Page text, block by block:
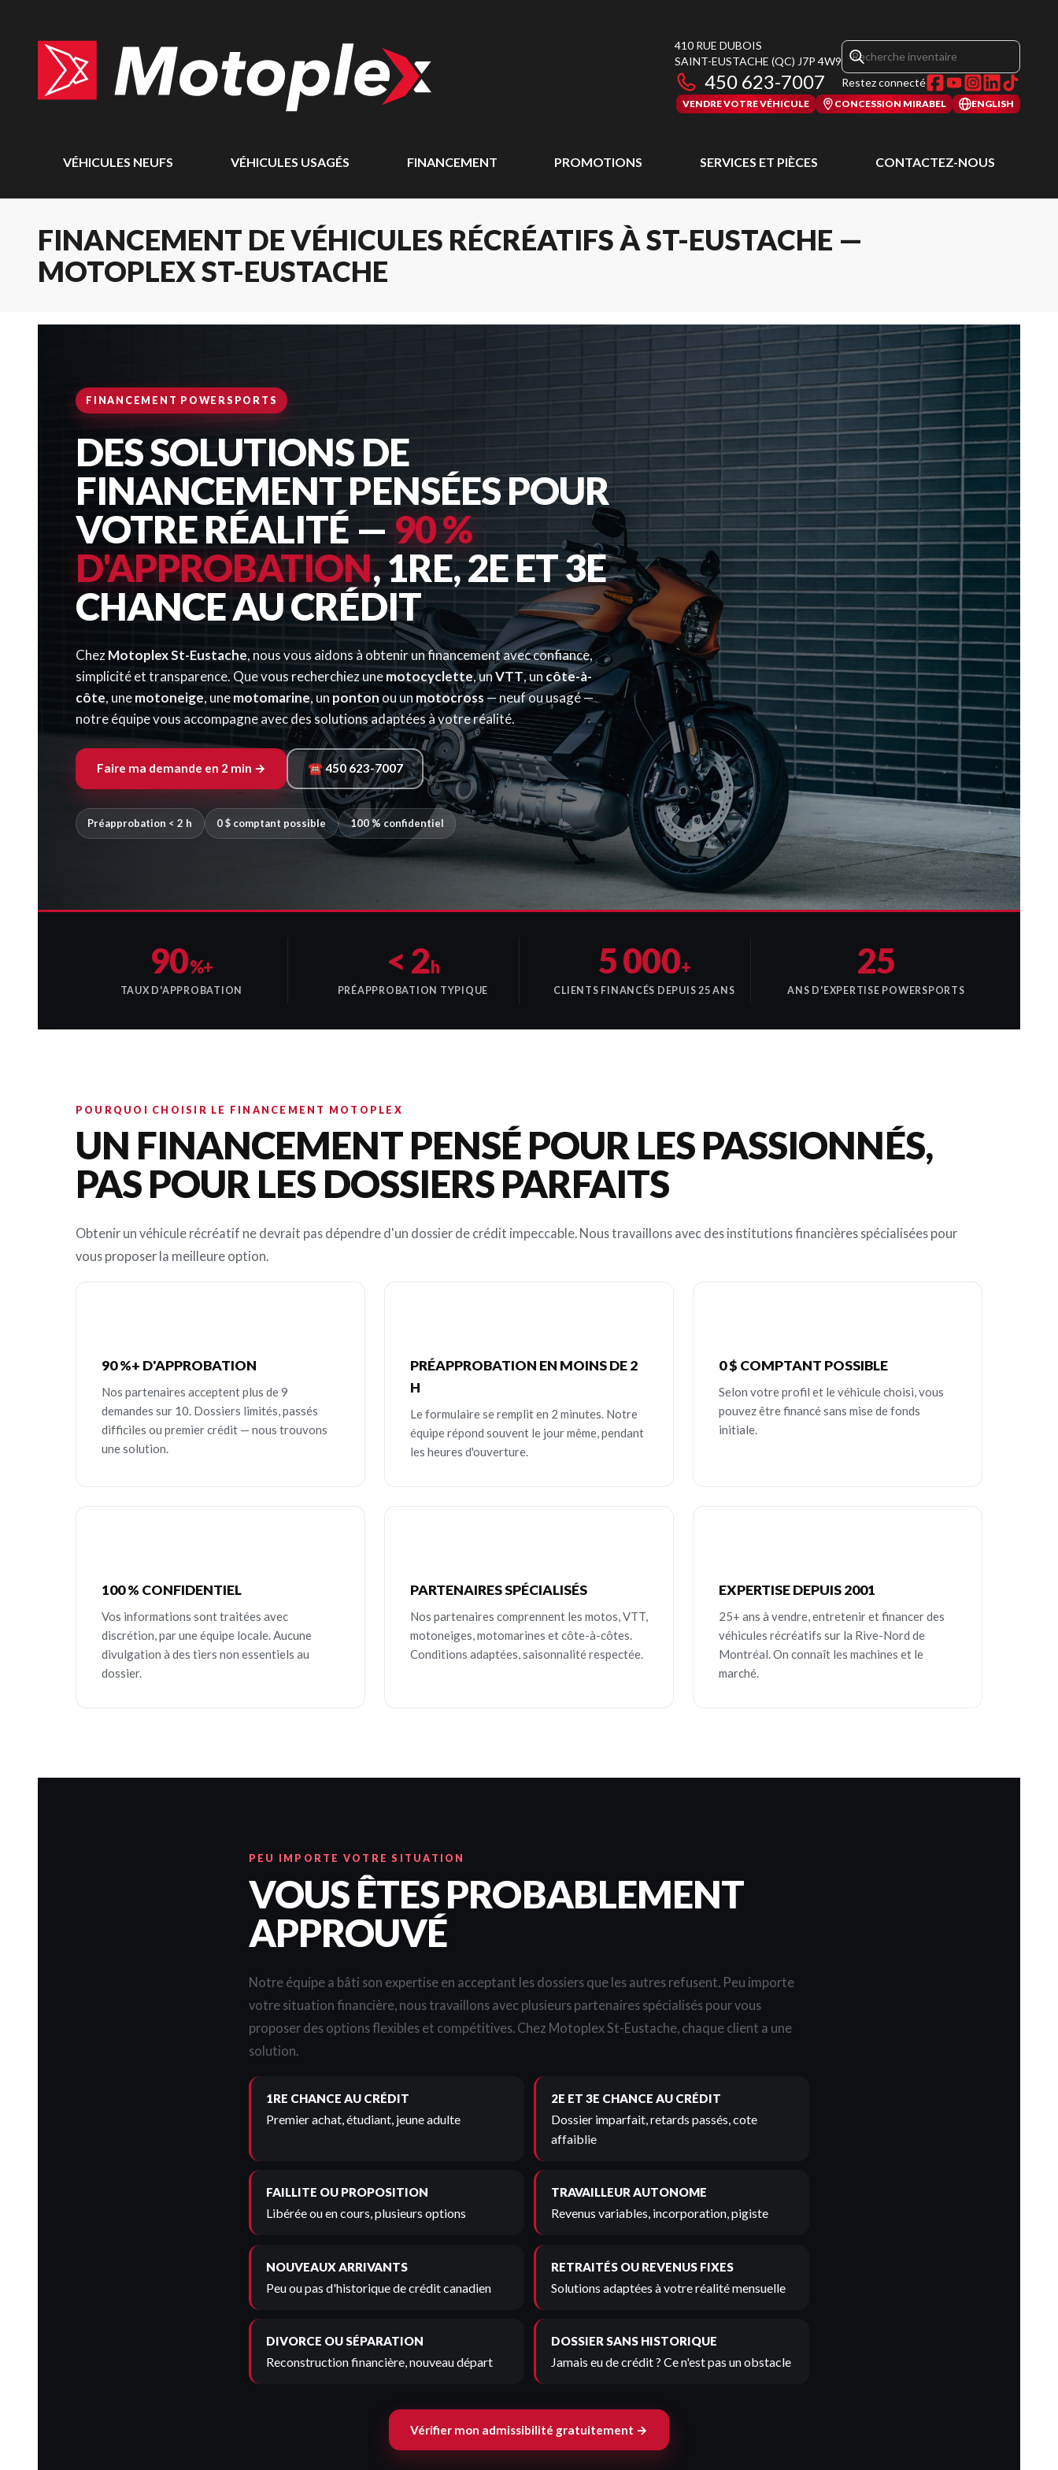
410 RUE DUBOIS
SAINT-EUSTACHE (QC) J7P 4W9
450 623-7007 Restez connecté
VENDRE VOTRE VÉHICULE CONCESSION MIRABEL ENGLISH
VÉHICULES NEUFS VÉHICULES USAGÉS FINANCEMENT PROMOTIONS SERVICES ET PIÈCES CONTACTEZ-NOUS
FINANCEMENT DE VÉHICULES RÉCRÉATIFS À ST-EUSTACHE —
MOTOPLEX ST-EUSTACHE
FINANCEMENT POWERSPORTS
DES SOLUTIONS DE
FINANCEMENT PENSÉES POUR
VOTRE RÉALITÉ — 90 %
D'APPROBATION, 1RE, 2E ET 3E
CHANCE AU CRÉDIT
ChezMotoplex St-Eustache, nous vous aidons à obtenir un financement avec confiance,
simplicité et transparence. Que vous recherchiez unemotocyclette, unVTT, uncôte-à-
côte, unemotoneige, unemotomarine, unpontonou un motocross— neuf ou usagé —
notre équipe vous accompagne avec des solutions adaptées à votre réalité.
Faire ma demande en 2 min → ☎ 450 623-7007
Préapprobation < 2 h 0 $ comptant possible 100 % confidentiel
90%+
TAUX D'APPROBATION
< 2h
PRÉAPPROBATION TYPIQUE
5 000+
CLIENTS FINANCÉS DEPUIS 25 ANS
25
ANS D'EXPERTISE POWERSPORTS
POURQUOI CHOISIR LE FINANCEMENT MOTOPLEX
UN FINANCEMENT PENSÉ POUR LES PASSIONNÉS,
PAS POUR LES DOSSIERS PARFAITS
Obtenir un véhicule récréatif ne devrait pas dépendre d'un dossier de crédit impeccable. Nous travaillons avec des institutions financières spécialisées pour
vous proposer la meilleure option.
90 %+ D'APPROBATION
Nos partenaires acceptent plus de 9
demandes sur 10. Dossiers limités, passés
difficiles ou premier crédit — nous trouvons
une solution.
PRÉAPPROBATION EN MOINS DE 2
H
Le formulaire se remplit en 2 minutes. Notre
équipe répond souvent le jour même, pendant
les heures d'ouverture.
0 $ COMPTANT POSSIBLE
Selon votre profil et le véhicule choisi, vous
pouvez être financé sans mise de fonds
initiale.
100 % CONFIDENTIEL
Vos informations sont traitées avec
discrétion, par une équipe locale. Aucune
divulgation à des tiers non essentiels au
dossier.
PARTENAIRES SPÉCIALISÉS
Nos partenaires comprennent les motos, VTT,
motoneiges, motomarines et côte-à-côtes.
Conditions adaptées, saisonnalité respectée.
EXPERTISE DEPUIS 2001
25+ ans à vendre, entretenir et financer des
véhicules récréatifs sur la Rive-Nord de
Montréal. On connaît les machines et le
marché.
PEU IMPORTE VOTRE SITUATION
VOUS ÊTES PROBABLEMENT
APPROUVÉ
Notre équipe a bâti son expertise en acceptant les dossiers que les autres refusent. Peu importe
votre situation financière, nous travaillons avec plusieurs partenaires spécialisés pour vous
proposer des options flexibles et compétitives. Chez Motoplex St-Eustache, chaque client a une
solution.
1RE CHANCE AU CRÉDIT
Premier achat, étudiant, jeune adulte
2E ET 3E CHANCE AU CRÉDIT
Dossier imparfait, retards passés, cote
affaiblie
FAILLITE OU PROPOSITION
Libérée ou en cours, plusieurs options
TRAVAILLEUR AUTONOME
Revenus variables, incorporation, pigiste
NOUVEAUX ARRIVANTS
Peu ou pas d'historique de crédit canadien
RETRAITÉS OU REVENUS FIXES
Solutions adaptées à votre réalité mensuelle
DIVORCE OU SÉPARATION
Reconstruction financière, nouveau départ
DOSSIER SANS HISTORIQUE
Jamais eu de crédit ? Ce n'est pas un obstacle
Vérifier mon admissibilité gratuitement →